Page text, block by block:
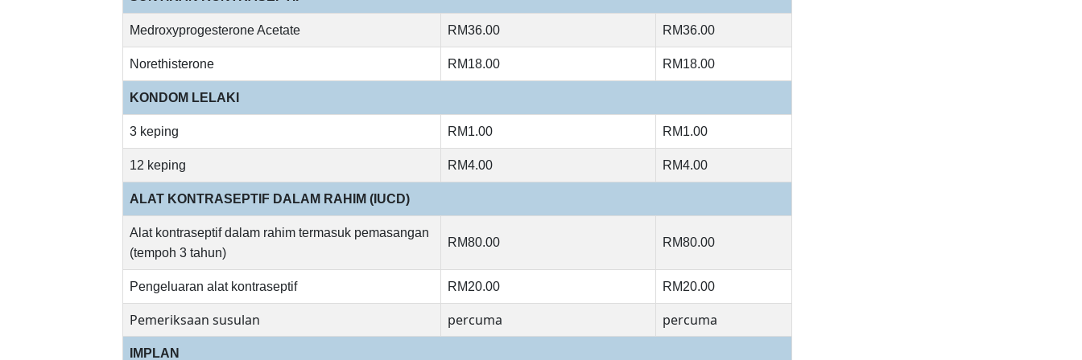
Medroxyprogesterone Acetate RM36.00 RM36.00
Norethisterone RM18.00 RM18.00
KONDOM LELAKI
3 keping RM1.00 RM1.00
12 keping RM4.00 RM4.00
ALAT KONTRASEPTIF DALAM RAHIM (IUCD)
Alat kontraseptif dalam rahim termasuk pemasangan
(tempoh 3 tahun)
RM80.00 RM80.00
Pengeluaran alat kontraseptif RM20.00 RM20.00
Pemeriksaan susulan percuma percuma
IMPLAN